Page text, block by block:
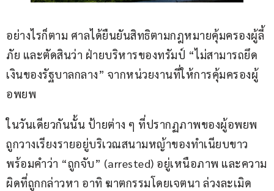
อย่างไรก็ตาม ศาลได้ยืนยันสิทธิตามกฎหมายคุ้มครองผู้ลี้
ภัย และตัดสินว่า ฝ่ายบริหารของทรัมป์ “ไม่สามารถยึด
เงินของรัฐบาลกลาง” จากหน่วยงานที่ให้การคุ้มครองผู้
อพยพ
ในวันเดียวกันนั้น ป้ายต่าง ๆ ที่ปรากฏภาพของผู้อพยพ
ถูกวางเรียงรายอยู่บริเวณสนามหญ้าของทำเนียบขาว
พร้อมคำว่า “ถูกจับ” (arrested) อยู่เหนือภาพ และความ
ผิดที่ถูกกล่าวหา อาทิ ฆาตกรรมโดยเจตนา ล่วงละเมิด